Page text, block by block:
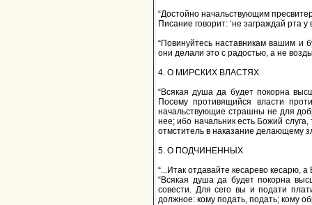
“Достойно начальствующим
Писание говорит: ‘не заграждай рта
“Повинуйтесь наставникам вашим и
они делали это с радостью, а не
4. О МИРСКИХ ВЛАСТЯХ
“Всякая душа да будет покорна
Посему противящийся власти
начальствующие страшны не для
нее; ибо начальник есть Божий
отмститель в наказание делающему
5. О ПОДЧИНЕННЫХ
“...Итак отдавайте кесарево кесарю,
“Всякая душа да будет покорна
совести. Для сего вы и подати
должное: кому подать, подать; кому